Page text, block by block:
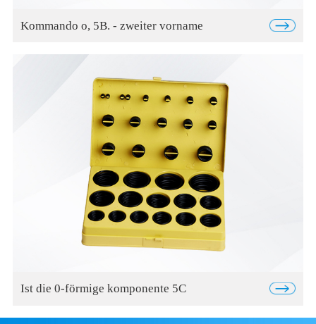
Kommando o, 5B. - zweiter vorname
Ist die 0-förmige komponente 5C